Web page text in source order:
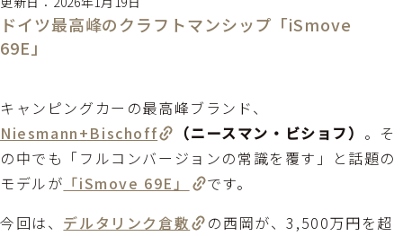
ドイツ最高峰のクラフトマンシップ「iSmove
69E」
キャンピングカーの最高峰ブランド、
Niesmann+Bischoff
（ニースマン・ビショフ） 。そ
の中でも「フルコンバージョンの常識を覆す」と話題の
モデルが 「iSmove 69E」
です。
今回は、 デルタリンク倉敷
の西岡が、3,500万円を超